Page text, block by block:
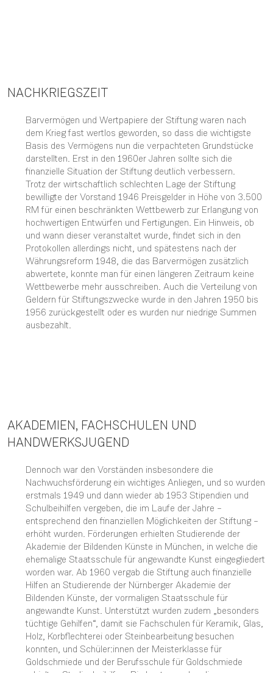
NACHKRIEGSZEIT
Barvermögen und Wertpapiere der Stiftung waren nach
dem Krieg fast wertlos geworden, so dass die wichtigste
Basis des Vermögens nun die verpachteten Grundstücke
darstellten. Erst in den 1960er Jahren sollte sich die
finanzielle Situation der Stiftung deutlich verbessern.
Trotz der wirtschaftlich schlechten Lage der Stiftung
bewilligte der Vorstand 1946 Preisgelder in Höhe von 3.500
RM für einen beschränkten Wettbewerb zur Erlangung von
hochwertigen Entwürfen und Fertigungen. Ein Hinweis, ob
und wann dieser veranstaltet wurde, findet sich in den
Protokollen allerdings nicht, und spätestens nach der
Währungsreform 1948, die das Barvermögen zusätzlich
abwertete, konnte man für einen längeren Zeitraum keine
Wettbewerbe mehr ausschreiben. Auch die Verteilung von
Geldern für Stiftungszwecke wurde in den Jahren 1950 bis
1956 zurückgestellt oder es wurden nur niedrige Summen
ausbezahlt.
AKADEMIEN, FACHSCHULEN UND
HANDWERKSJUGEND
Dennoch war den Vorständen insbesondere die
Nachwuchsförderung ein wichtiges Anliegen, und so wurden
erstmals 1949 und dann wieder ab 1953 Stipendien und
Schulbeihilfen vergeben, die im Laufe der Jahre –
entsprechend den finanziellen Möglichkeiten der Stiftung –
erhöht wurden. Förderungen erhielten Studierende der
Akademie der Bildenden Künste in München, in welche die
ehemalige Staatsschule für angewandte Kunst eingegliedert
worden war. Ab 1960 vergab die Stiftung auch finanzielle
Hilfen an Studierende der Nürnberger Akademie der
Bildenden Künste, der vormaligen Staatsschule für
angewandte Kunst. Unterstützt wurden zudem „besonders
tüchtige Gehilfen“, damit sie Fachschulen für Keramik, Glas,
Holz, Korbflechterei oder Steinbearbeitung besuchen
konnten, und Schüler:innen der Meisterklasse für
Goldschmiede und der Berufsschule für Goldschmiede